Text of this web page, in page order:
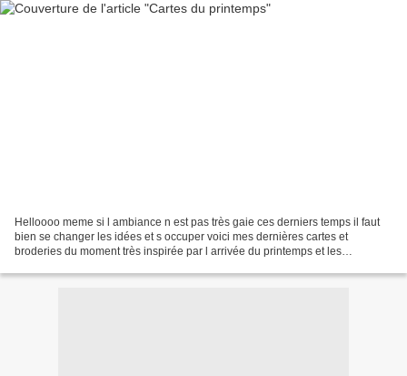
Helloooo meme si l ambiance n est pas très gaie ces derniers temps il faut
bien se changer les idées et s occuper voici mes dernières cartes et
broderies du moment très inspirée par l arrivée du printemps et les